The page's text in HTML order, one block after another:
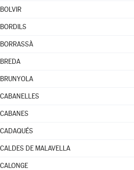
BOLVIR
BORDILS
BORRASSÀ
BREDA
BRUNYOLA
CABANELLES
CABANES
CADAQUÉS
CALDES DE MALAVELLA
CALONGE